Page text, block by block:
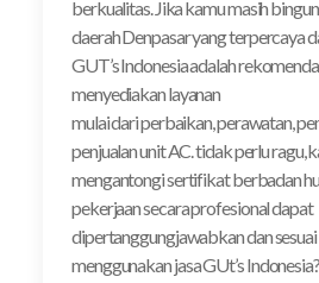
berkualitas. Jika kamu masih
daerah Denpasar yang terpercaya
GUT’s Indonesia adalah
menyediakan layanan
mulai dari perbaikan, perawatan,
penjualan unit AC. tidak perlu ragu,
mengantongi sertifikat berbadan
pekerjaan secara profesional dapat
dipertanggungjawabkan dan
menggunakan jasa GUt’s